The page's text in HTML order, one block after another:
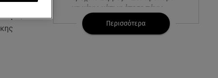
να κάνω κάτι κι έπεσε πάνω
μου»
Περισσότερα
, ενώ